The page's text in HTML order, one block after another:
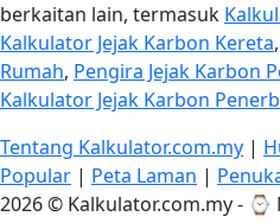
berkaitan lain, termasuk
Kalkulator Jejak Karbon Kereta,
Rumah, Pengira Jejak Karbon
Kalkulator Jejak Karbon
Tentang Kalkulator.com.my |
Popular | Peta Laman |
2026 © Kalkulator.com.my - ⌚